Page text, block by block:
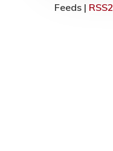
Feeds | RSS2